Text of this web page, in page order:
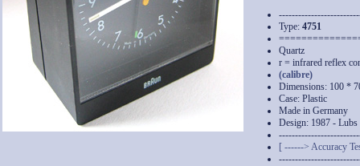
Type: 4751
Quartz
r = infrared reflex
(calibre)
Dimensions: 100 *
Case: Plastic
Made in Germany
Design: 1987 - Lubs
[ ------> Accuracy